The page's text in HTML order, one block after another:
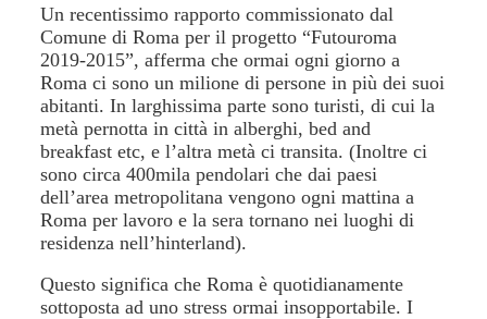
Un recentissimo rapporto commissionato dal
Comune di Roma per il progetto “Futouroma
2019-2015”, afferma che ormai ogni giorno a
Roma ci sono un milione di persone in più dei suoi
abitanti. In larghissima parte sono turisti, di cui la
metà pernotta in città in alberghi, bed and
breakfast etc, e l’altra metà ci transita. (Inoltre ci
sono circa 400mila pendolari che dai paesi
dell’area metropolitana vengono ogni mattina a
Roma per lavoro e la sera tornano nei luoghi di
residenza nell’hinterland).
Questo significa che Roma è quotidianamente
sottoposta ad uno stress ormai insopportabile. I